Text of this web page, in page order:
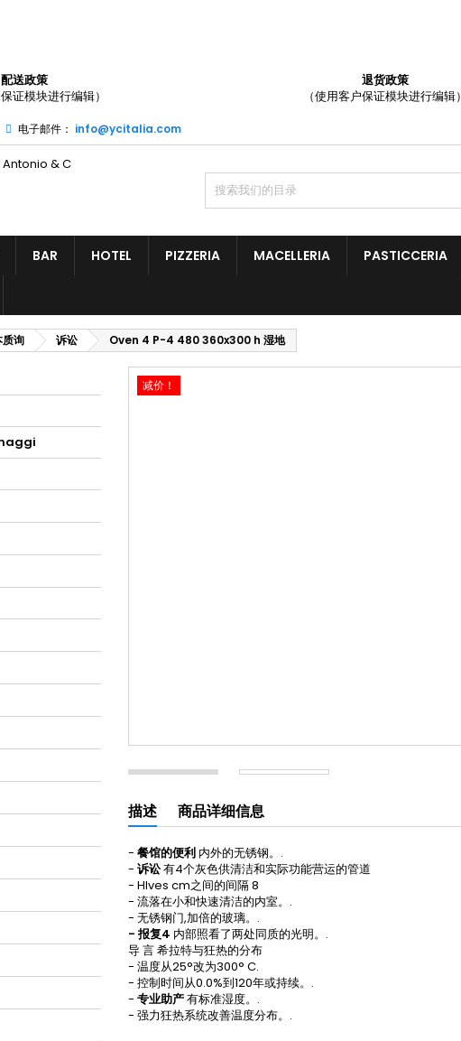
配送政策
证模块进行编辑）
退货政策
（使用客户保证模块进行编辑）
电子邮件： info@ycitalia.com
BAR HOTEL PIZZERIA MACELLERIA PASTICCERIA
质询 诉讼 Oven 4 P-4 480 360x300 h 湿地
减价！
描述 商品详细信息
- 餐馆的便利 内外的无锈钢。.
- 诉讼有4个灰色供清洁和实际功能营运的管道
- Hlves cm之间的间隔 8
- 流落在小和快速清洁的内室。.
- 无锈钢门,加倍的玻璃。.
- 报复4 内部照看了两处同质的光明。.
导 言 希拉特与狂热的分布
- 温度从25°改为300° C.
- 控制时间从0.0%到120年或持续。.
- 专业助产有标准湿度。.
- 强力狂热系统改善温度分布。.
您需要登录才能将产品保存在您的心愿单中。